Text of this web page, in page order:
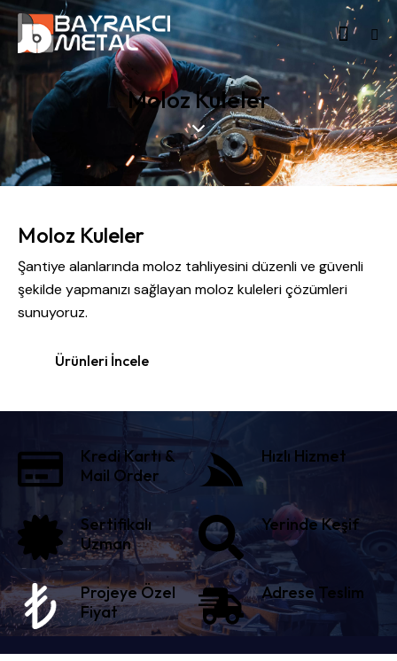
Moloz Kuleler
Moloz Kuleler
Şantiye alanlarında moloz tahliyesini düzenli ve güvenli
şekilde yapmanızı sağlayan moloz kuleleri çözümleri
sunuyoruz.
Ürünleri İncele
Kredi Kartı &
Mail Order
Hızlı Hizmet
Sertifikalı
Uzman
Yerinde Keşif
Projeye Özel
Fiyat
Adrese Teslim